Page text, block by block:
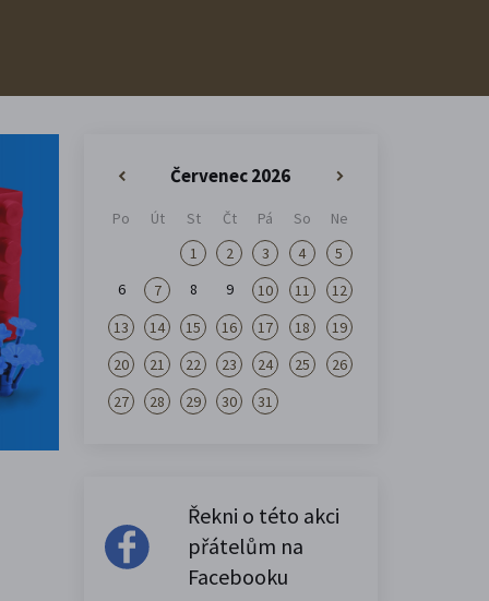
Červenec 2026
»
Po Út St Čt Pá So
Ne
1
2 3 4
5
6
7 8 9 10 11
12
13
14 15 16 17 18
19
20
21 22 23 24 25
26
27
28 29 30 31
Řekni o této akci
přátelům na
Facebooku